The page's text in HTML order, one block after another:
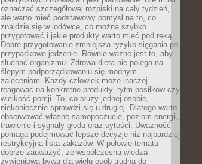
oznaczać szczegółowej rozpiski na cały tydzień,
ale warto mieć podstawowy pomysł na to, co
znajdzie się w lodówce, co można szybko
przygotować i jakie produkty warto mieć pod ręką.
Dobre przygotowanie zmniejsza ryzyko sięgania po
przypadkowe jedzenie. Równie ważne jest to, aby
słuchać organizmu. Zdrowa dieta nie polega na
ślepym podporządkowaniu się modnym
zaleceniom. Każdy człowiek może inaczej
reagować na konkretne produkty, rytm posiłków czy
wielkość porcji. To, co służy jednej osobie,
niekoniecznie sprawdzi się u drugiej. Dlatego warto
obserwować własne samopoczucie, poziom energii,
trawienie i sygnały głodu oraz sytości. Uważność
pomaga podejmować lepsze decyzje niż najbardziej
restrykcyjna lista zakazów. W połowie tematu
dobrze zauważyć, że współczesna wiedza
żywieniowa bywa dla wielu osób trudna do